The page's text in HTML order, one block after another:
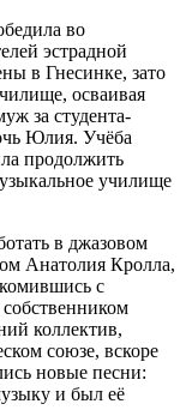
во
эстрадной
в Гнесинке, зато
осваивая
за студента-
Юлия. Учёба
продолжить
училище
в джазовом
Анатолия Кролла,
с
коллектив,
союзе, вскоре
новые песни:
и был её